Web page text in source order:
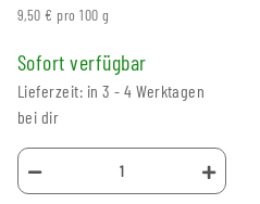
9,50 € pro 100 g
Sofort verfügbar
Lieferzeit: in 3 - 4 Werktagen
bei dir